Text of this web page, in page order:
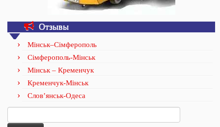
Отзывы
Мінськ–Сімферополь
Сімферополь-Мінськ
Мінськ – Кременчук
Кременчук-Мінськ
Слов’янськ-Одеса